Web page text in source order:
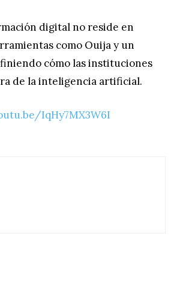
digital no reside en
como Ouija y un
cómo las instituciones
de la inteligencia artificial.
IqHy7MX3W6I